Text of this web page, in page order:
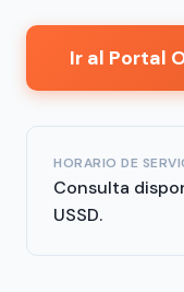
Ir al Portal
HORARIO DE
Consulta
USSD.